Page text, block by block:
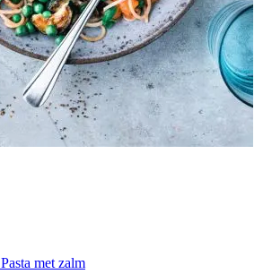
Pasta met zalm